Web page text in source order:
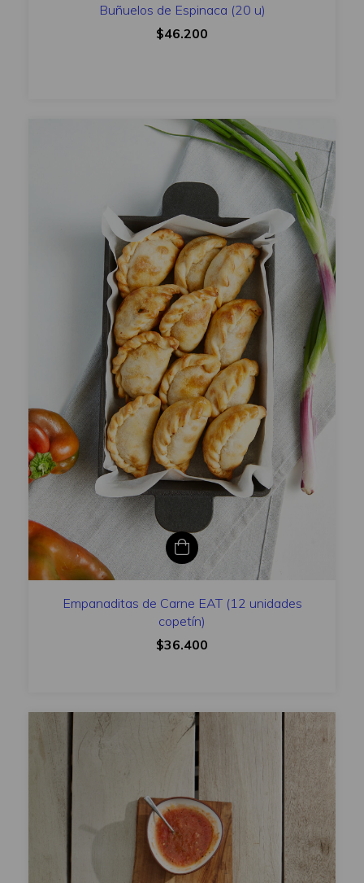
Buñuelos de Espinaca (20 u)
$46.200
Empanaditas de Carne EAT (12 unidades
copetín)
$36.400